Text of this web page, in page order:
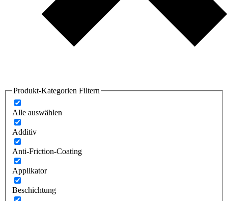
Produkt-Kategorien Filtern
Alle auswählen
Additiv
Anti-Friction-Coating
Applikator
Beschichtung